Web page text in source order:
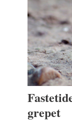
grepet